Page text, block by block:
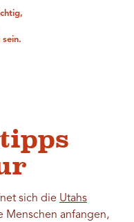
sich die Utahs
Menschen anfangen,